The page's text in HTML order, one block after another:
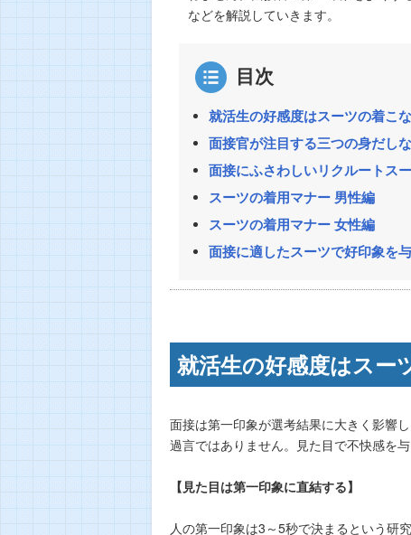
などを解説していきます。
目次
就活生の好感度はスーツの着こ
面接官が注目する三つの身だし
面接にふさわしいリクルートス
スーツの着用マナー 男性編
スーツの着用マナー 女性編
面接に適したスーツで好印象を
就活生の好感度はスー
面接は第一印象が選考結果に大きく影響
過言ではありません。見た目で不快感を
【見た目は第一印象に直結する】
人の第一印象は3～5秒で決まるという研